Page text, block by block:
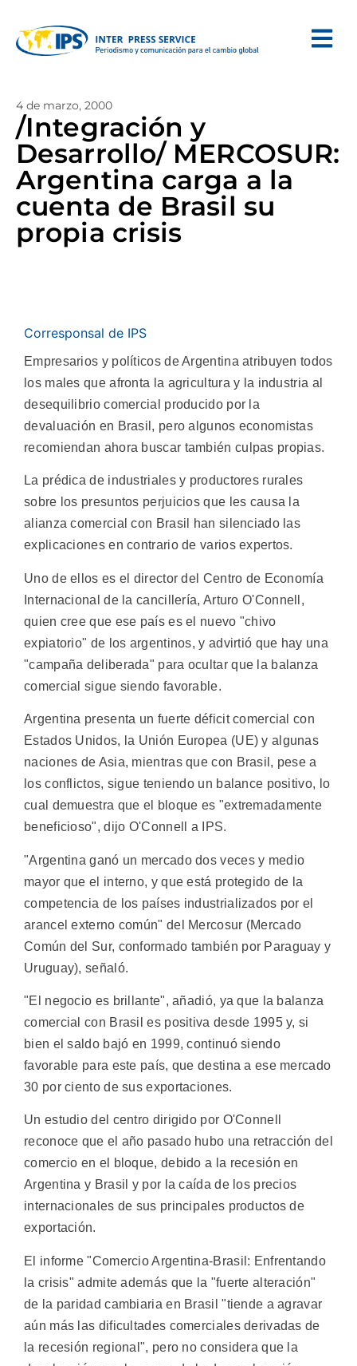
4 de marzo, 2000
/Integración y
Desarrollo/ MERCOSUR:
Argentina carga a la
cuenta de Brasil su
propia crisis
Corresponsal de IPS
Empresarios y políticos de Argentina atribuyen todos
los males que afronta la agricultura y la industria al
desequilibrio comercial producido por la
devaluación en Brasil, pero algunos economistas
recomiendan ahora buscar también culpas propias.
La prédica de industriales y productores rurales
sobre los presuntos perjuicios que les causa la
alianza comercial con Brasil han silenciado las
explicaciones en contrario de varios expertos.
Uno de ellos es el director del Centro de Economía
Internacional de la cancillería, Arturo O'Connell,
quien cree que ese país es el nuevo "chivo
expiatorio" de los argentinos, y advirtió que hay una
"campaña deliberada" para ocultar que la balanza
comercial sigue siendo favorable.
Argentina presenta un fuerte déficit comercial con
Estados Unidos, la Unión Europea (UE) y algunas
naciones de Asia, mientras que con Brasil, pese a
los conflictos, sigue teniendo un balance positivo, lo
cual demuestra que el bloque es "extremadamente
beneficioso", dijo O'Connell a IPS.
"Argentina ganó un mercado dos veces y medio
mayor que el interno, y que está protegido de la
competencia de los países industrializados por el
arancel externo común" del Mercosur (Mercado
Común del Sur, conformado también por Paraguay y
Uruguay), señaló.
"El negocio es brillante", añadió, ya que la balanza
comercial con Brasil es positiva desde 1995 y, si
bien el saldo bajó en 1999, continuó siendo
favorable para este país, que destina a ese mercado
30 por ciento de sus exportaciones.
Un estudio del centro dirigido por O'Connell
reconoce que el año pasado hubo una retracción del
comercio en el bloque, debido a la recesión en
Argentina y Brasil y por la caída de los precios
internacionales de sus principales productos de
exportación.
El informe "Comercio Argentina-Brasil: Enfrentando
la crisis" admite además que la "fuerte alteración"
de la paridad cambiaria en Brasil "tiende a agravar
aún más las dificultades comerciales derivadas de
la recesión regional", pero no considera que la